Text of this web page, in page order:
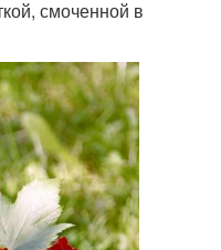
смоченной в